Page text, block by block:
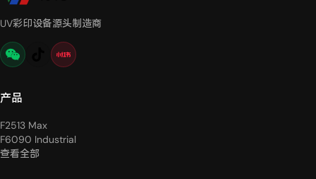
UV彩印设备源头制造商
产品
F2513 Max
F6090 Industrial
查看全部